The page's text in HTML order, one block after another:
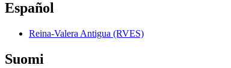
Español
Reina-Valera Antigua (RVES)
Suomi